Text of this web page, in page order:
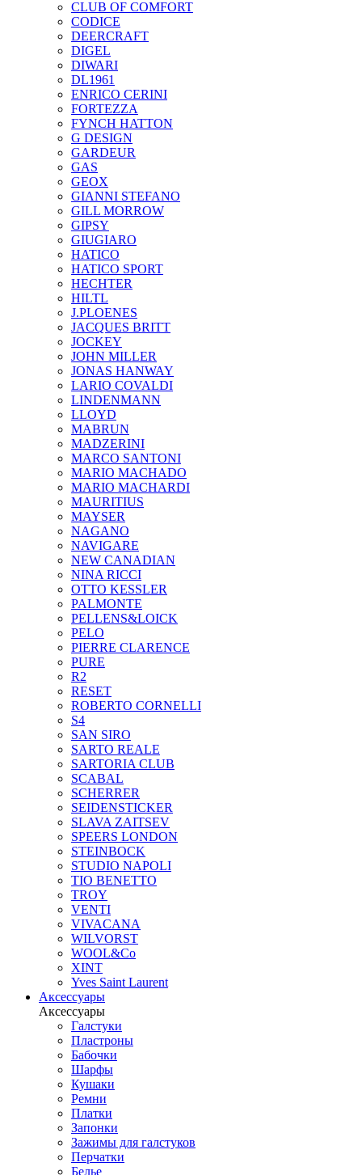
CLUB OF COMFORT
CODICE
DEERCRAFT
DIGEL
DIWARI
DL1961
ENRICO CERINI
FORTEZZA
FYNCH HATTON
G DESIGN
GARDEUR
GAS
GEOX
GIANNI STEFANO
GILL MORROW
GIPSY
GIUGIARO
HATICO
HATICO SPORT
HECHTER
HILTL
J.PLOENES
JAСQUES BRITT
JOCKEY
JOHN MILLER
JONAS HANWAY
LARIO COVALDI
LINDENMANN
LLOYD
MABRUN
MADZERINI
MARCO SANTONI
MARIO MACHADO
MARIO MACHARDI
MAURITIUS
MAYSER
NAGANO
NAVIGARE
NEW CANADIAN
NINA RICCI
OTTO KESSLER
PALMONTE
PELLENS&LOICK
PELO
PIERRE CLARENCE
PURE
R2
RESET
ROBERTO CORNELLI
S4
SAN SIRO
SARTO REALE
SARTORIA CLUB
SCABAL
SCHERRER
SEIDENSTICKER
SLAVA ZAITSEV
SPEERS LONDON
STEINBOCK
STUDIO NAPOLI
TIO BENETTO
TROY
VENTI
VIVACANA
WILVORST
WOOL&Co
XINT
Yves Saint Laurent
Аксессуары
Аксессуары
Галстуки
Пластроны
Бабочки
Шарфы
Кушаки
Ремни
Платки
Запонки
Зажимы для галстуков
Перчатки
Белье